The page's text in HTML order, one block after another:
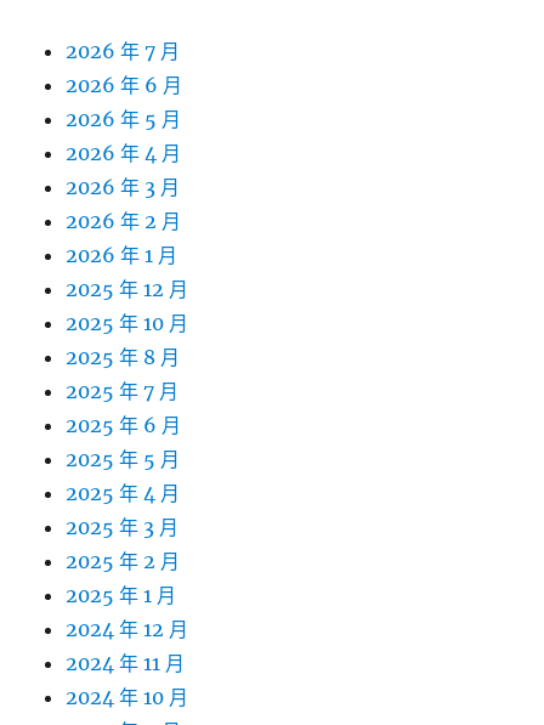
2026 年 7 月
2026 年 6 月
2026 年 5 月
2026 年 4 月
2026 年 3 月
2026 年 2 月
2026 年 1 月
2025 年 12 月
2025 年 10 月
2025 年 8 月
2025 年 7 月
2025 年 6 月
2025 年 5 月
2025 年 4 月
2025 年 3 月
2025 年 2 月
2025 年 1 月
2024 年 12 月
2024 年 11 月
2024 年 10 月